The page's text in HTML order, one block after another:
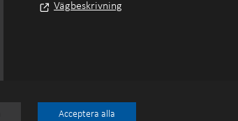
Vägbeskrivning
Acceptera alla